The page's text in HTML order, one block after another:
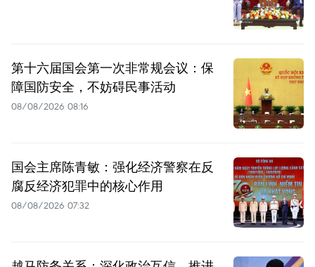
第十六届国会第一次非常规会议：保
障国防安全，不妨碍民事活动
08/08/2026 08:16
国会主席陈青敏：强化经济警察在反
腐反经济犯罪中的核心作用
08/08/2026 07:32